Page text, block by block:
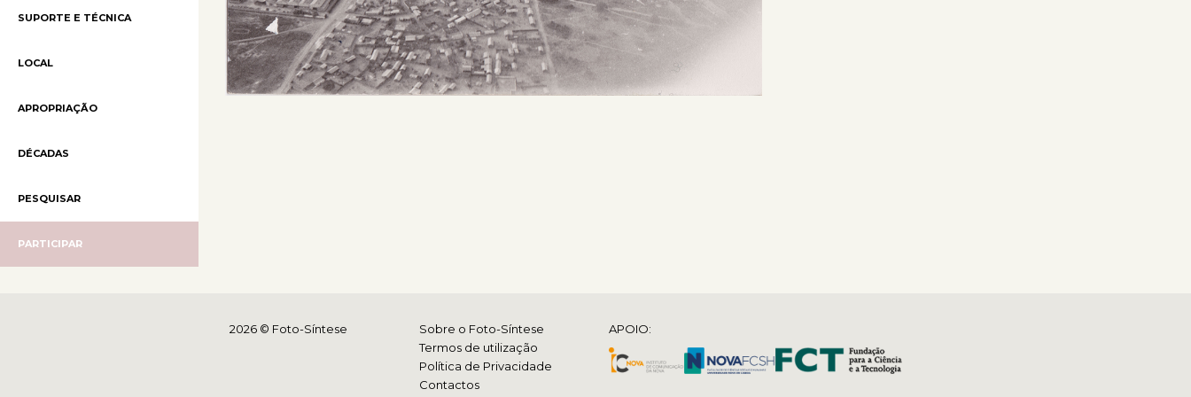
SUPORTE E TÉCNICA
LOCAL
APROPRIAÇÃO
DÉCADAS
PESQUISAR
PARTICIPAR
Sobre o Foto-Síntese
Termos de utilização
Política de Privacidade
Contactos
APOIO:
2026 © Foto-Síntese